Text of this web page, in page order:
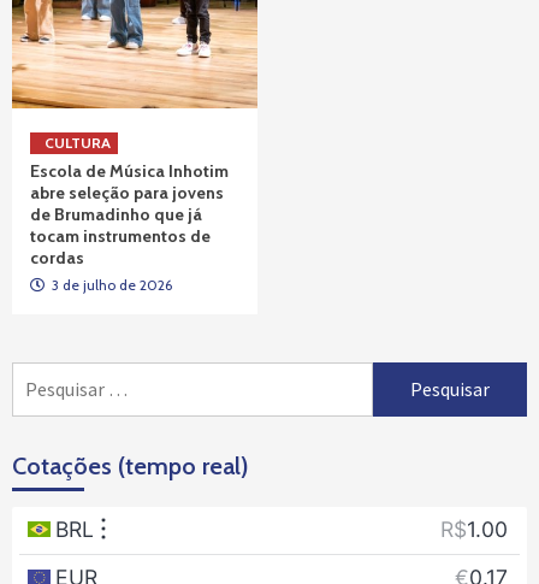
CULTURA
Escola de Música Inhotim
abre seleção para jovens
de Brumadinho que já
tocam instrumentos de
cordas
3 de julho de 2026
por:
Cotações (tempo real)